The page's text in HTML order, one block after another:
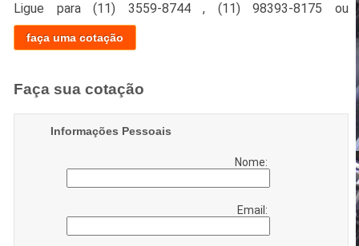
Ligue para(11) 3559-8744 , (11) 98393-8175 ou
faça uma cotação
Faça sua cotação
Informações Pessoais
Nome:
Email: